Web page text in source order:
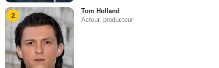
2
Tom Holland
Acteur, producteur